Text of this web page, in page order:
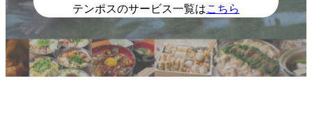
テンポスのサービス一覧はこちら